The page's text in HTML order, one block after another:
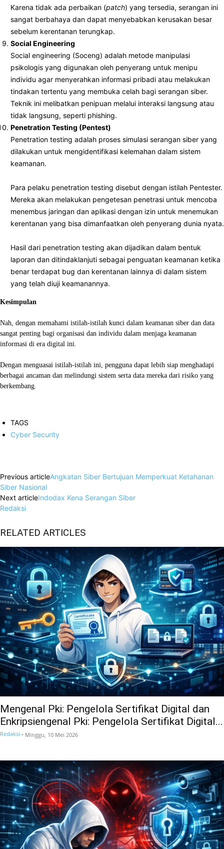
Karena tidak ada perbaikan (patch) yang tersedia, serangan ini
sangat berbahaya dan dapat menyebabkan kerusakan besar
sebelum kerentanan terungkap.
Social Engineering
Social engineering (Soceng) adalah metode manipulasi
psikologis yang digunakan oleh penyerang untuk menipu
individu agar menyerahkan informasi pribadi atau melakukan
tindakan tertentu yang membuka celah bagi serangan siber.
Teknik ini melibatkan penipuan melalui interaksi langsung atau
tidak langsung, seperti phishing.
Penetration Testing (Pentest)
Penetration testing adalah proses simulasi serangan siber yang
dilakukan untuk mengidentifikasi kelemahan dalam sistem
keamanan.
Para pelaku penetration testing disebut dengan istilah Pentester.
Mereka akan melakukan pengetesan penetrasi untuk mencoba
menembus jaringan dan aplikasi dengan izin untuk menemukan
kerentanan yang bisa dimanfaatkan oleh penyerang dunia nyata.
Hasil dari penetration testing akan dijadikan dalam bentuk
laporan dan ditindaklanjuti sebagai penguatan keamanan ketika
benar terdapat bug dan kerentanan lainnya di dalam sistem
yang telah diuji keamanannya.
Kesimpulan
Nah, dengan memahami istilah-istilah kunci dalam keamanan siber dan data
sangat penting bagi organisasi dan individu dalam menjaga keamanan
informasi di era digital ini.
Dengan menguasai istilah-istilah ini, pengguna dapat lebih siap menghadapi
berbagai ancaman dan melindungi sistem serta data mereka dari risiko yang
berkembang.
TAGS
Cyber Security
Previous articleAngkatan Siber Bertujuan Memperkuat Ketahanan
Siber Nasional
Next articleIndodax Kena Serangan Siber
Redaksi
RELATED ARTICLES
Mengenal Pki: Pengelola Sertifikat Digital dan
Enkripsiengenal Pki: Pengelola Sertifikat Digital...
Redaksi - Minggu, 10 Mei 2026